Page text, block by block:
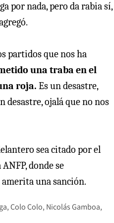
por nada, pero da rabia sí,
partidos que nos ha
una traba en el
roja. Es un desastre,
desastre, ojalá que no nos
sea citado por el
donde se
una sanción.
Colo Colo Nicolás Gamboa